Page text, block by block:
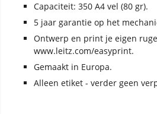
Capaciteit: 350 A4 vel (80 gr).
5 jaar garantie op het
Ontwerp en print je eigen
www.leitz.com/easyprint.
Gemaakt in Europa.
Alleen etiket - verder geen